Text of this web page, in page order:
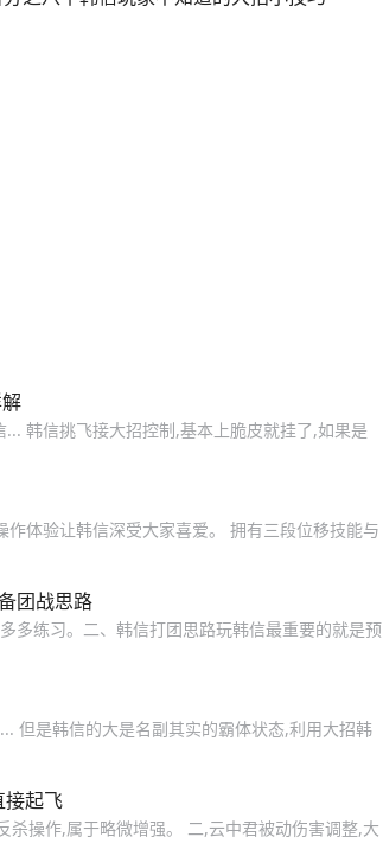
韩信挑飞接大招控制,基本上脆皮就挂了,如果是
体验让韩信深受大家喜爱。 拥有三段位移技能与
团战思路
多练习。二、韩信打团思路玩韩信最重要的就是预
但是韩信的大是名副其实的霸体状态,利用大招韩
接起飞
操作,属于略微增强。 二,云中君被动伤害调整,大